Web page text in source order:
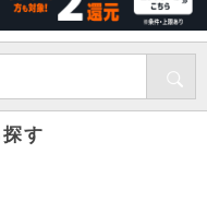
す